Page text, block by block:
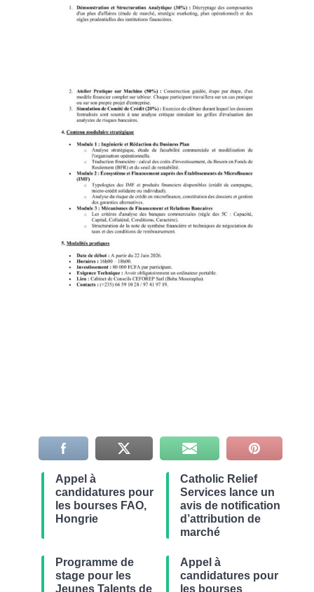
Appel à
candidatures pour
les bourses FAO,
Hongrie
Catholic Relief
Services lance un
avis de notification
d’attribution de
marché
Programme de
stage pour les
Jeunes Talents de
Appel à
candidatures pour
les bourses